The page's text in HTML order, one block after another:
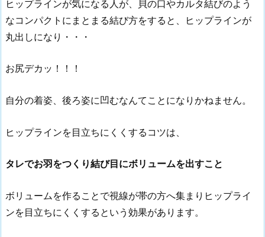
ヒップラインが気になる人が、貝の口やカルタ結びのよう
なコンパクトにまとまる結び方をすると、ヒップラインが
丸出しになり・・・
お尻デカッ！！！
自分の着姿、後ろ姿に凹むなんてことになりかねません。
ヒップラインを目立ちにくくするコツは、
タレでお羽をつくり結び目にボリュームを出すこと
ボリュームを作ることで視線が帯の方へ集まりヒップライ
ンを目立ちにくくするという効果があります。